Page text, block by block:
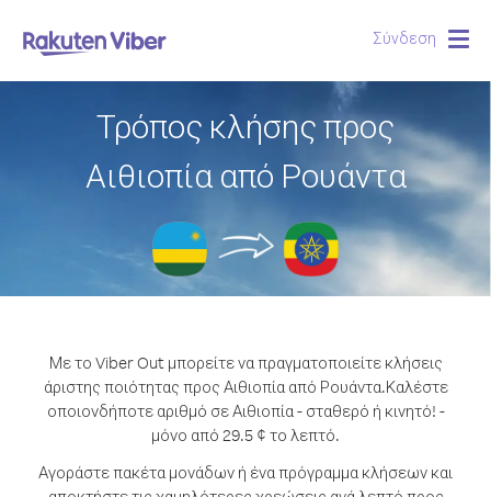
Σύνδεση
Τρόπος κλήσης προς
Αιθιοπία από Ρουάντα
Με το Viber Out μπορείτε να πραγματοποιείτε κλήσεις
άριστης ποιότητας προς Αιθιοπία από Ρουάντα.Καλέστε
οποιονδήποτε αριθμό σε Αιθιοπία - σταθερό ή κινητό! -
μόνο από 29.5 ¢ το λεπτό.
Αγοράστε πακέτα μονάδων ή ένα πρόγραμμα κλήσεων και